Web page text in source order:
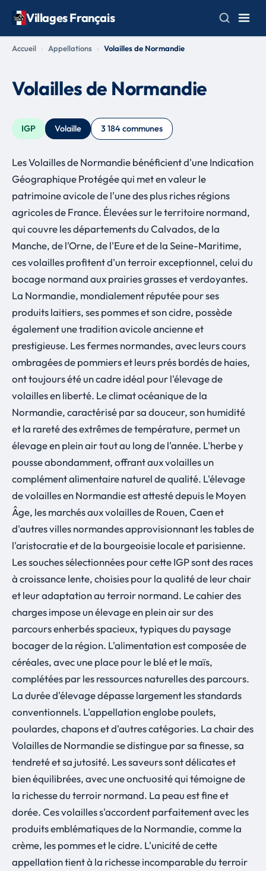
Villages Français
Accueil Appellations Volailles de Normandie
Volailles de Normandie
IGP Volaille 3 184 communes
Les Volailles de Normandie bénéficient d'une Indication
Géographique Protégée qui met en valeur le
patrimoine avicole de l'une des plus riches régions
agricoles de France. Élevées sur le territoire normand,
qui couvre les départements du Calvados, de la
Manche, de l'Orne, de l'Eure et de la Seine-Maritime,
ces volailles profitent d'un terroir exceptionnel, celui du
bocage normand aux prairies grasses et verdoyantes.
La Normandie, mondialement réputée pour ses
produits laitiers, ses pommes et son cidre, possède
également une tradition avicole ancienne et
prestigieuse. Les fermes normandes, avec leurs cours
ombragées de pommiers et leurs prés bordés de haies,
ont toujours été un cadre idéal pour l'élevage de
volailles en liberté. Le climat océanique de la
Normandie, caractérisé par sa douceur, son humidité
et la rareté des extrêmes de température, permet un
élevage en plein air tout au long de l'année. L'herbe y
pousse abondamment, offrant aux volailles un
complément alimentaire naturel de qualité. L'élevage
de volailles en Normandie est attesté depuis le Moyen
Âge, les marchés aux volailles de Rouen, Caen et
d'autres villes normandes approvisionnant les tables de
l'aristocratie et de la bourgeoisie locale et parisienne.
Les souches sélectionnées pour cette IGP sont des races
à croissance lente, choisies pour la qualité de leur chair
et leur adaptation au terroir normand. Le cahier des
charges impose un élevage en plein air sur des
parcours enherbés spacieux, typiques du paysage
bocager de la région. L'alimentation est composée de
céréales, avec une place pour le blé et le maïs,
complétées par les ressources naturelles des parcours.
La durée d'élevage dépasse largement les standards
conventionnels. L'appellation englobe poulets,
poulardes, chapons et d'autres catégories. La chair des
Volailles de Normandie se distingue par sa finesse, sa
tendreté et sa jutosité. Les saveurs sont délicates et
bien équilibrées, avec une onctuosité qui témoigne de
la richesse du terroir normand. La peau est fine et
dorée. Ces volailles s'accordent parfaitement avec les
produits emblématiques de la Normandie, comme la
crème, les pommes et le cidre. L'unicité de cette
appellation tient à la richesse incomparable du terroir